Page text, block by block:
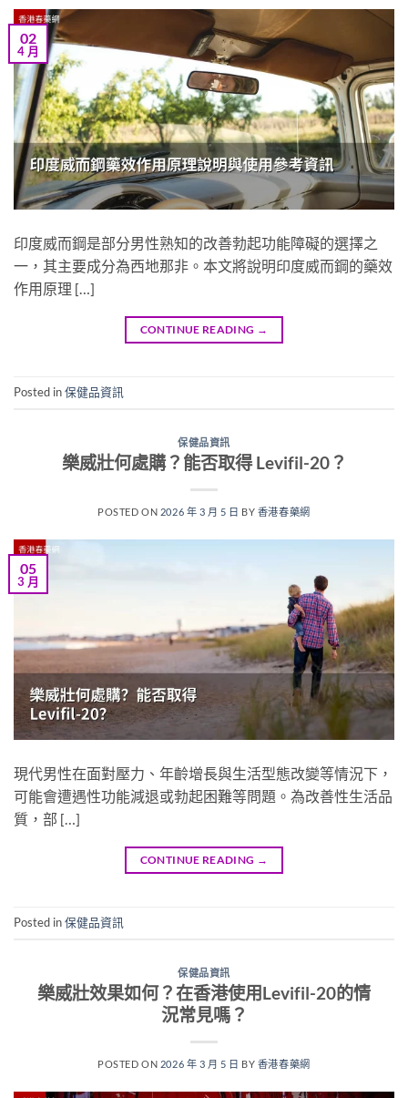
02
4 月
印度威而鋼是部分男性熟知的改善勃起功能障礙的選擇之
一，其主要成分為西地那非。本文將說明印度威而鋼的藥效
作用原理 […]
CONTINUE READING →
Posted in保健品資訊
保健品資訊
樂威壯何處購？能否取得 Levifil-20？
POSTED ON 2026 年 3 月 5 日 BY 香港春藥網
05
3 月
現代男性在面對壓力、年齡增長與生活型態改變等情況下，
可能會遭遇性功能減退或勃起困難等問題。為改善性生活品
質，部 […]
CONTINUE READING →
Posted in保健品資訊
保健品資訊
樂威壯效果如何？在香港使用Levifil-20的情
況常見嗎？
POSTED ON 2026 年 3 月 5 日 BY 香港春藥網